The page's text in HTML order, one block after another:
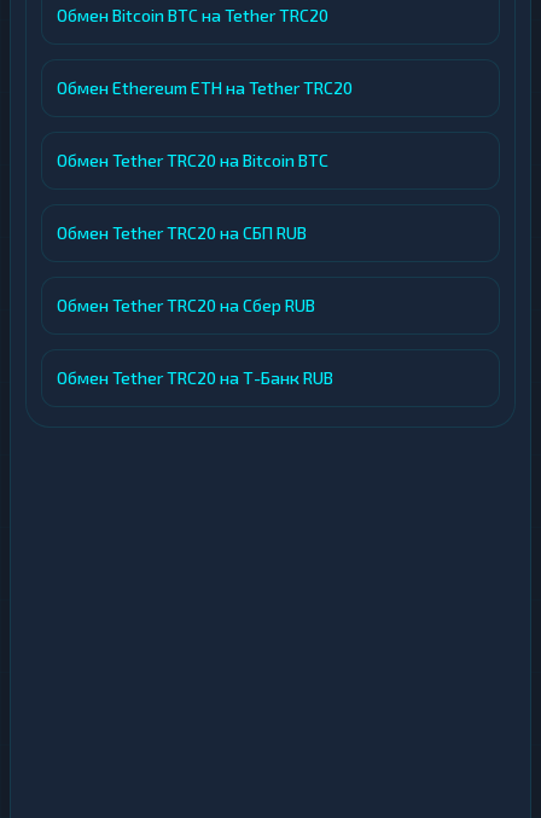
Обмен Bitcoin BTC на Tether TRC20
Обмен Ethereum ETH на Tether TRC20
Обмен Tether TRC20 на Bitcoin BTC
Обмен Tether TRC20 на СБП RUB
Обмен Tether TRC20 на Сбер RUB
Обмен Tether TRC20 на Т-Банк RUB